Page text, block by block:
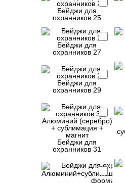
Бейджи для
охранников 25
Бейджи для
охранников 27
Бейджи для
охранников 29
Бейджи для
охранников 31